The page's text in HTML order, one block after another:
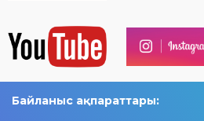
Байланыс ақпараттары: